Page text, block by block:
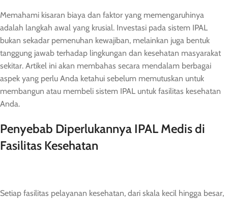
Memahami kisaran biaya dan faktor yang memengaruhinya
adalah langkah awal yang krusial. Investasi pada sistem IPAL
bukan sekadar pemenuhan kewajiban, melainkan juga bentuk
tanggung jawab terhadap lingkungan dan kesehatan masyarakat
sekitar. Artikel ini akan membahas secara mendalam berbagai
aspek yang perlu Anda ketahui sebelum memutuskan untuk
membangun atau membeli sistem IPAL untuk fasilitas kesehatan
Anda.
Penyebab Diperlukannya IPAL Medis di
Fasilitas Kesehatan
Setiap fasilitas pelayanan kesehatan, dari skala kecil hingga besar,